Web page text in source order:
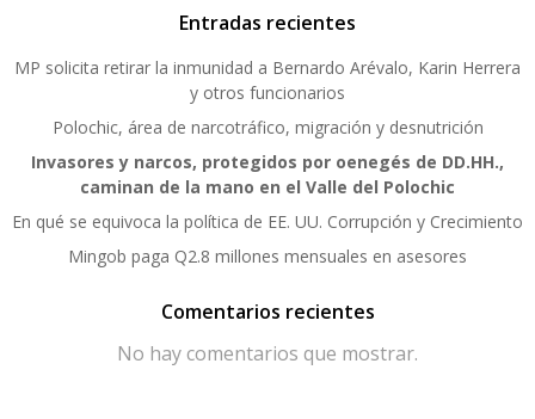
Entradas recientes
MP solicita retirar la inmunidad a Bernardo Arévalo, Karin Herrera
y otros funcionarios
Polochic, área de narcotráfico, migración y desnutrición
Invasores y narcos, protegidos por oenegés de DD.HH.,
caminan de la mano en el Valle del Polochic
En qué se equivoca la política de EE. UU. Corrupción y Crecimiento
Mingob paga Q2.8 millones mensuales en asesores
Comentarios recientes
No hay comentarios que mostrar.